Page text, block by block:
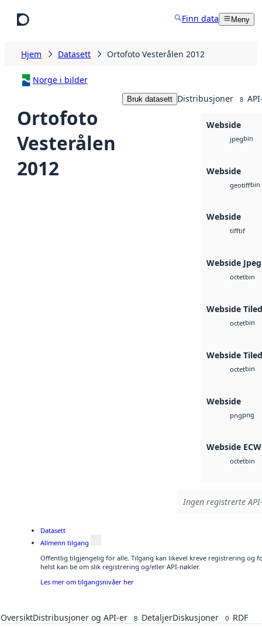
Finn data Meny
Hjem Datasett Ortofoto Vesterålen 2012
Norge i bilder
Ortofoto
Vesterålen
2012
Bruk datasett Distribusjoner 8
Webside
jpegbin
Webside
geotiffbin
Webside
tifftif
Webside
octetbin
Webside
octetbin
Webside
octetbin
Webside
pngpng
Webside ECW
octetbin
Ingen registrerte
Datasett
Allmenn tilgang
Offentlig tilgjengelig for alle. Tilgang kan likevel kreve registrering og
helst kan be om slik registrering og/eller API-nøkler.
Les mer om tilgangsnivåer her
OversiktDistribusjoner og API-er 8 DetaljerDiskusjoner 0 RDF